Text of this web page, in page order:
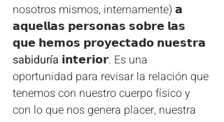
nosotros mismos, internamente) 𝗮
𝗮𝗾𝘂𝗲𝗹𝗹𝗮𝘀 𝗽𝗲𝗿𝘀𝗼𝗻𝗮𝘀 𝘀𝗼𝗯𝗿𝗲 𝗹𝗮𝘀
𝗾𝘂𝗲 𝗵𝗲𝗺𝗼𝘀 𝗽𝗿𝗼𝘆𝗲𝗰𝘁𝗮𝗱𝗼 𝗻𝘂𝗲𝘀𝘁𝗿𝗮
sabiduría 𝗶𝗻𝘁𝗲𝗿𝗶𝗼𝗿. Es una
oportunidad para revisar la relación que
tenemos con nuestro cuerpo físico y
con lo que nos genera placer, nuestra